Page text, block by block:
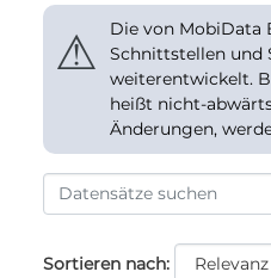
⚠
Die von MobiData
Schnittstellen und
weiterentwickelt.
heißt nicht-
Änderungen,
Sortieren nach